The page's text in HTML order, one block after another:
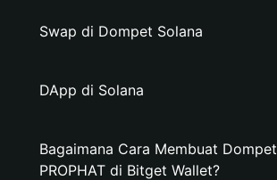
Swap di Dompet Solana
DApp di Solana
Bagaimana Cara Membuat Dompet
PROPHAT di Bitget Wallet?